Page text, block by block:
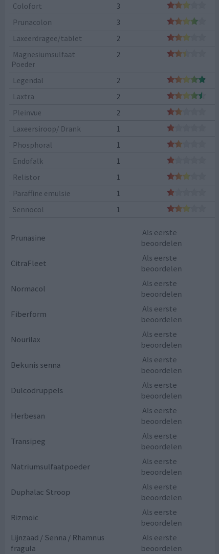
Colofort
3
Prunacolon
3
Laxeerdragee/tablet
2
Magnesiumsulfaat
Poeder
2
Legendal
2
Laxtra
2
Pleinvue
2
Laxeersiroop/ Drank
1
Phosphoral
1
Endofalk
1
Relistor
1
Paraffine emulsie
1
Sennocol
1
Prunasine
Als eerste
beoordelen
CitraFleet
Als eerste
beoordelen
Normacol
Als eerste
beoordelen
Fiberform
Als eerste
beoordelen
Nourilax
Als eerste
beoordelen
Bekunis senna
Als eerste
beoordelen
Dulcodruppels
Als eerste
beoordelen
Herbesan
Als eerste
beoordelen
Transipeg
Als eerste
beoordelen
Natriumsulfaatpoeder
Als eerste
beoordelen
Duphalac Stroop
Als eerste
beoordelen
Rizmoic
Als eerste
beoordelen
Lijnzaad / ​Senna /​ Rhamnus
fragula
Als eerste
beoordelen